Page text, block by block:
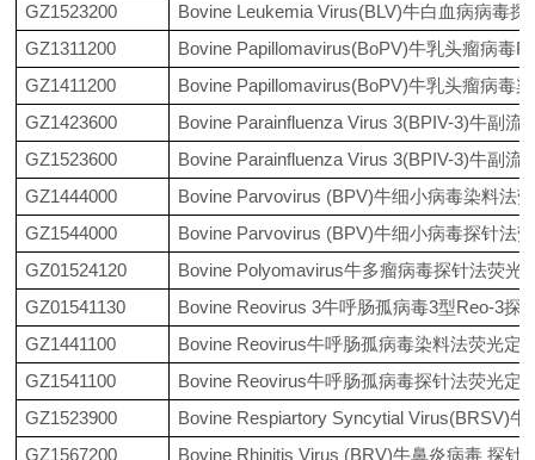
GZ1523200
Bovine Leukemia Virus(BLV)牛白血病病毒
GZ1311200
Bovine Papillomavirus(BoPV)牛乳头瘤病毒
GZ1411200
Bovine Papillomavirus(BoPV)牛乳头瘤病毒
GZ1423600
Bovine Parainfluenza Virus 3(BPIV-3)牛副
GZ1523600
Bovine Parainfluenza Virus 3(BPIV-3)牛副
GZ1444000
Bovine Parvovirus (BPV)牛细小病毒染料法
GZ1544000
Bovine Parvovirus (BPV)牛细小病毒探针法
GZ01524120
Bovine Polyomavirus牛多瘤病毒探针法荧光
GZ01541130
Bovine Reovirus 3牛呼肠孤病毒3型Reo-3探
GZ1441100
Bovine Reovirus牛呼肠孤病毒染料法荧光定
GZ1541100
Bovine Reovirus牛呼肠孤病毒探针法荧光定
GZ1523900
Bovine Respiartory Syncytial Virus(BRSV)
GZ1567200
Bovine Rhinitis Virus (BRV)牛鼻炎病毒 探针